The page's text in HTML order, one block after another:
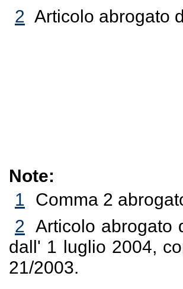
2 Articolo abrogato
Note:
1 Comma 2
2 Articolo abrogato
dall' 1 luglio 2004,
21/2003.